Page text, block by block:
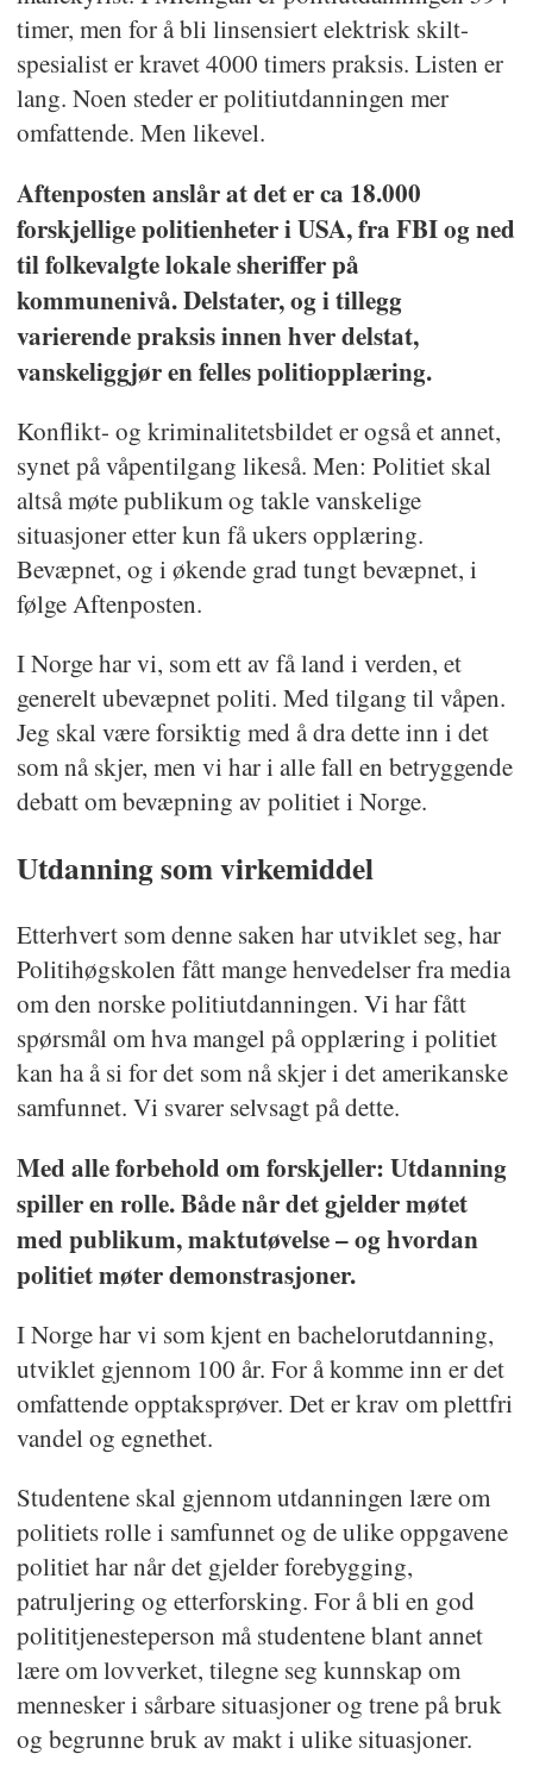
timer, men for å bli linsensiert elektrisk skilt-
spesialist er kravet 4000 timers praksis. Listen er
lang. Noen steder er politiutdanningen mer
omfattende. Men likevel.
Aftenposten anslår at det er ca 18.000
forskjellige politienheter i USA, fra FBI og ned
til folkevalgte lokale sheriffer på
kommunenivå. Delstater, og i tillegg
varierende praksis innen hver delstat,
vanskeliggjør en felles politiopplæring.
Konflikt- og kriminalitetsbildet er også et annet,
synet på våpentilgang likeså. Men: Politiet skal
altså møte publikum og takle vanskelige
situasjoner etter kun få ukers opplæring.
Bevæpnet, og i økende grad tungt bevæpnet, i
følge Aftenposten.
I Norge har vi, som ett av få land i verden, et
generelt ubevæpnet politi. Med tilgang til våpen.
Jeg skal være forsiktig med å dra dette inn i det
som nå skjer, men vi har i alle fall en betryggende
debatt om bevæpning av politiet i Norge.
Utdanning som virkemiddel
Etterhvert som denne saken har utviklet seg, har
Politihøgskolen fått mange henvedelser fra media
om den norske politiutdanningen. Vi har fått
spørsmål om hva mangel på opplæring i politiet
kan ha å si for det som nå skjer i det amerikanske
samfunnet. Vi svarer selvsagt på dette.
Med alle forbehold om forskjeller: Utdanning
spiller en rolle. Både når det gjelder møtet
med publikum, maktutøvelse – og hvordan
politiet møter demonstrasjoner.
I Norge har vi som kjent en bachelorutdanning,
utviklet gjennom 100 år. For å komme inn er det
omfattende opptaksprøver. Det er krav om plettfri
vandel og egnethet.
Studentene skal gjennom utdanningen lære om
politiets rolle i samfunnet og de ulike oppgavene
politiet har når det gjelder forebygging,
patruljering og etterforsking. For å bli en god
polititjenesteperson må studentene blant annet
lære om lovverket, tilegne seg kunnskap om
mennesker i sårbare situasjoner og trene på bruk
og begrunne bruk av makt i ulike situasjoner.